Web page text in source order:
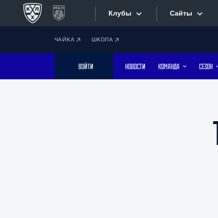
Клубы
Дивизион Боброва
Лада
Сайты
Текстовые
ЧАЙКА ШКОЛА
ВОЙТИ НОВОСТИ КОМАНДА СЕЗОН